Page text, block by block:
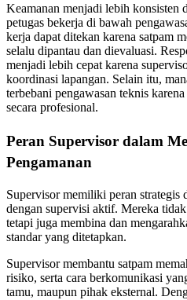
Keamanan menjadi lebih konsisten
petugas bekerja di bawah
kerja dapat ditekan karena satpam
selalu dipantau dan dievaluasi.
menjadi lebih cepat karena
koordinasi lapangan. Selain itu,
terbebani pengawasan teknis
secara profesional.
Peran Supervisor dalam
Pengamanan
Supervisor memiliki peran strategis
dengan supervisi aktif. Mereka
tetapi juga membina dan
standar yang ditetapkan.
Supervisor membantu satpam
risiko, serta cara berkomunikasi
tamu, maupun pihak eksternal.